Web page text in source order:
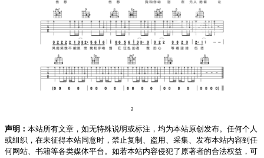
声明： 本站所有文章，如无特殊说明或标注，均为本站原创发布。任何个人
或组织，在未征得本站同意时，禁止复制、盗用、采集、发布本站内容到任
何网站、书籍等各类媒体平台。如若本站内容侵犯了原著者的合法权益，可